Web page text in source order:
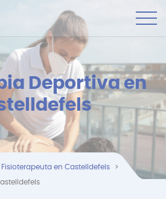
Deportiva en
Fisioterapeuta en Castelldefels